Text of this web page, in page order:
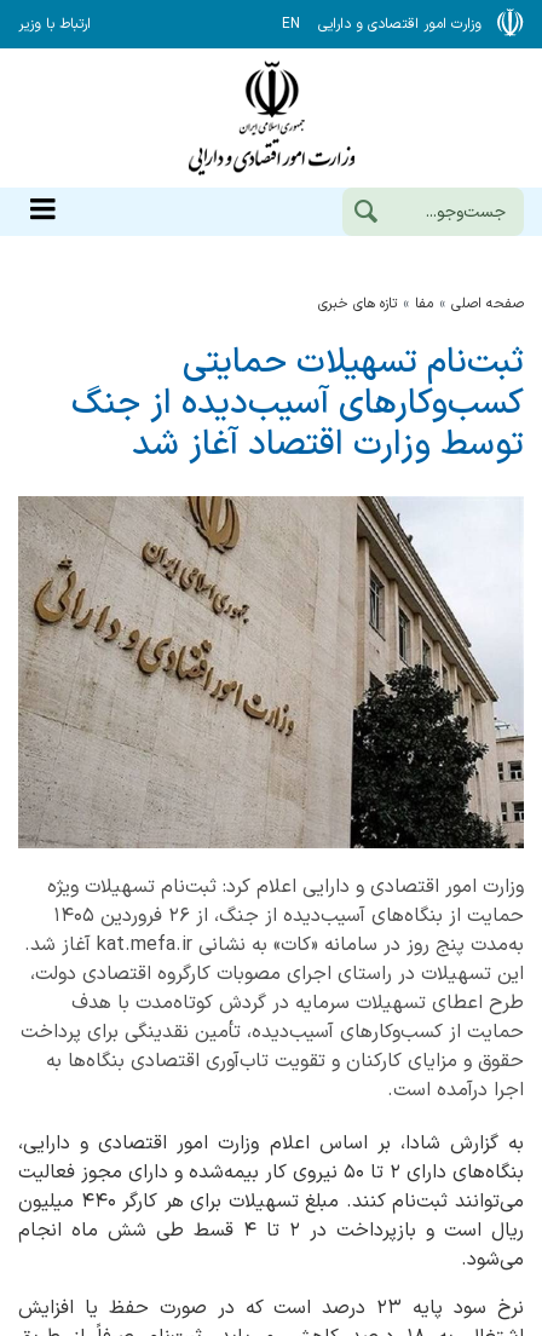
وزارت امور اقتصادی و دارایی EN ارتباط با وزیر
صفحه اصلی مفا تازه های خبری
ثبت‌نام تسهیلات حمایتی
کسب‌وکارهای آسیب‌دیده از جنگ
توسط وزارت اقتصاد آغاز شد
وزارت امور اقتصادی و دارایی اعلام کرد: ثبت‌نام تسهیلات ویژه
حمایت از بنگاه‌های آسیب‌دیده از جنگ، از ۲۶ فروردین ۱۴۰۵
به‌مدت پنج روز در سامانه «کات» به نشانی kat.mefa.ir آغاز شد.
این تسهیلات در راستای اجرای مصوبات کارگروه اقتصادی دولت،
طرح اعطای تسهیلات سرمایه در گردش کوتاه‌مدت با هدف
حمایت از کسب‌وکارهای آسیب‌دیده، تأمین نقدینگی برای پرداخت
حقوق و مزایای کارکنان و تقویت تاب‌آوری اقتصادی بنگاه‌ها به
اجرا درآمده است.
به گزارش شادا، بر اساس اعلام وزارت امور اقتصادی و دارایی،
بنگاه‌های دارای ۲ تا ۵۰ نیروی کار بیمه‌شده و دارای مجوز فعالیت
می‌توانند ثبت‌نام کنند. مبلغ تسهیلات برای هر کارگر ۴۴۰ میلیون
ریال است و بازپرداخت در ۲ تا ۴ قسط طی شش ماه انجام
می‌شود.
نرخ سود پایه ۲۳ درصد است که در صورت حفظ یا افزایش